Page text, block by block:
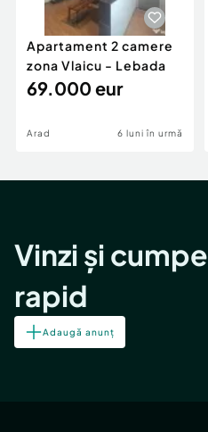
Apartament 2 camere
zona Vlaicu - Lebada
69.000 eur
Arad 6 luni în urmă
Vinzi și
rapid
Adaugă anunț